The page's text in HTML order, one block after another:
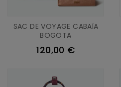
SAC DE VOYAGE CABAÏA
BOGOTA
120,00 €